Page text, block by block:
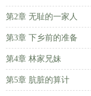
第2章 无耻的一家人
第3章 下乡前的准备
第4章 林家兄妹
第5章 肮脏的算计